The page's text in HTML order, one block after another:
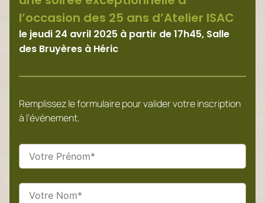
l’occasion des 25 ans d’Atelier ISAC
le jeudi 24 avril 2025 à partir de 17h45, Salle
des Bruyères à Héric
Remplissez le formulaire pour valider votre inscription
à l’événement.